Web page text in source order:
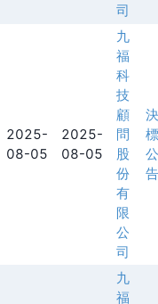
司
2025-
08-05
2025-
08-05
九
福
科
技
顧
問
股
份
有
限
公
司
決
標
公
告
九
福